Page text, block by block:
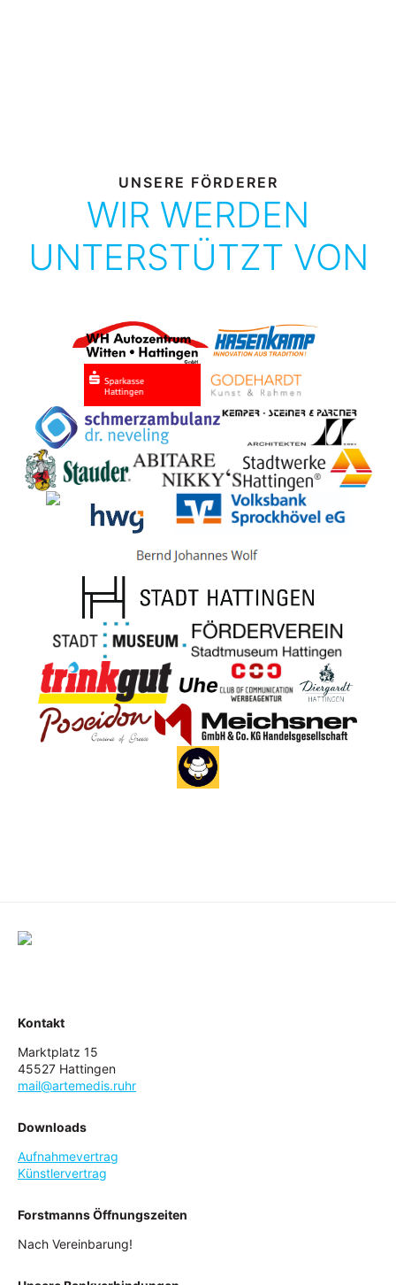
UNSERE FÖRDERER
WIR WERDEN
UNTERSTÜTZT VON
Kontakt
Marktplatz 15
45527 Hattingen
mail@artemedis.ruhr
Downloads
Aufnahmevertrag
Künstlervertrag
Forstmanns Öffnungszeiten
Nach Vereinbarung!